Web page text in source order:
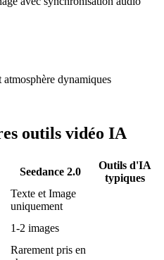
atmosphère dynamiques
outils vidéo IA
Seedance 2.0
Outils d'IA
typiques
Texte et Image
uniquement
1-2 images
Rarement pris en